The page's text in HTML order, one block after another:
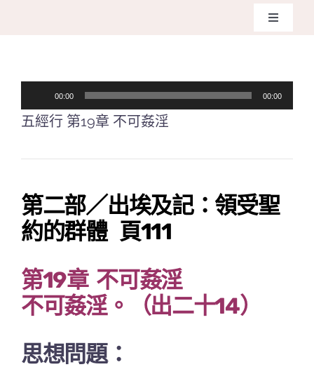
Toggle
關於我
課程報
訊
放
00:00 00:00
五經行 第19章 不可姦淫
第二部／出埃及記：領受聖
約的群體 頁111
第19章 不可姦淫
不可姦淫。（出二十14）
思想問題：